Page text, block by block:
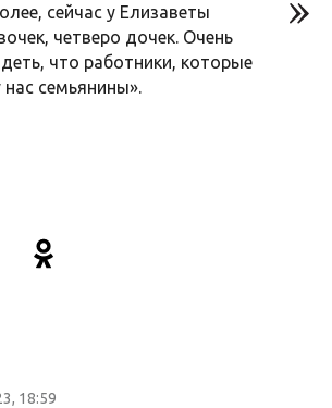
сейчас у Елизаветы
четверо дочек. Очень
что работники, которые
семьянины».
18:59